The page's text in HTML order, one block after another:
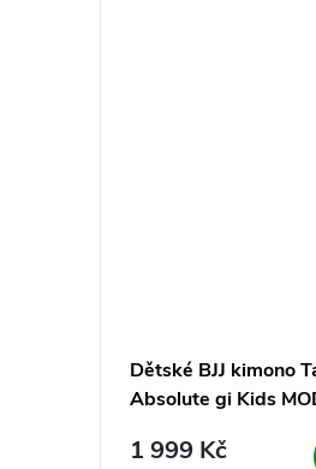
Dětské BJJ kimono
Absolute gi Kids
1 999 Kč